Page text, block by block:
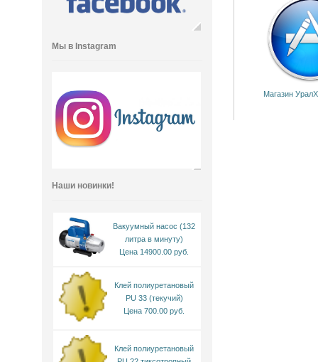
Магазин
Мы в Instagram
Наши новинки!
Вакуумный насос (132
литра в минуту)
Цена 14900.00 руб.
Клей полиуретановый
PU 33 (текучий)
Цена 700.00 руб.
Клей полиуретановый